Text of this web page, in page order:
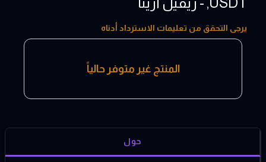
5 - 200 UK
يرجى التحقق من تعليمات الاسترداد أدناه
المنتج غير متوفر حالياً
حول